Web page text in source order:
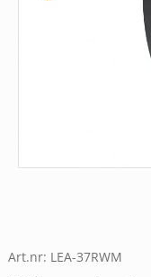
Art.nr: LEA-37RWM